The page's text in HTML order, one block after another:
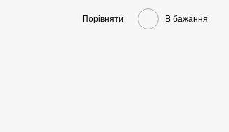
Порівняти В бажання